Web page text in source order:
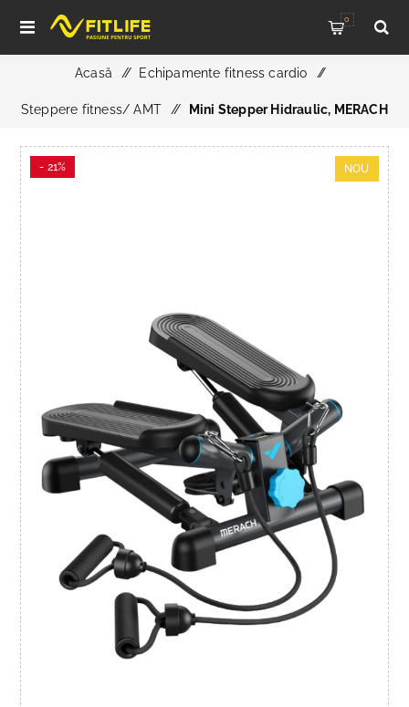
0
Acasă / Echipamente fitness cardio /
Steppere fitness/ AMT / Mini Stepper Hidraulic, MERACH
- 21% NOU